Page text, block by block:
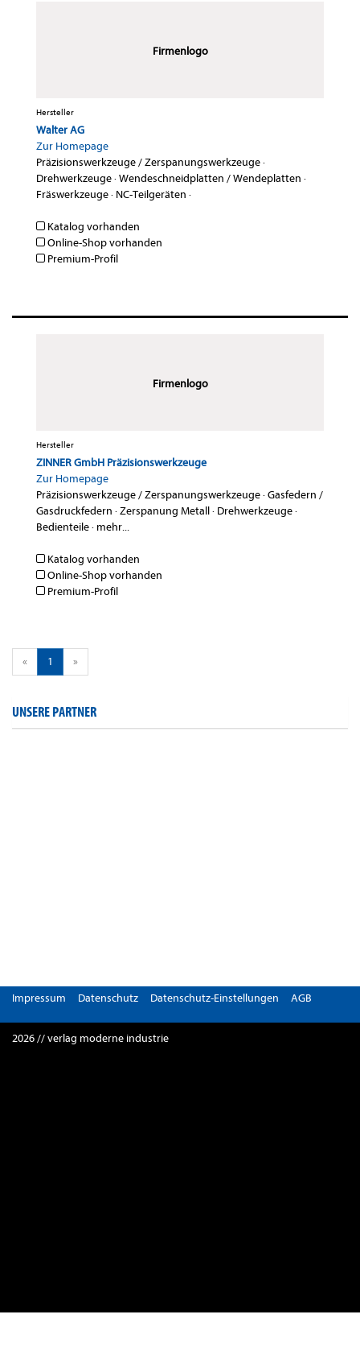
Firmenlogo
Hersteller
Walter AG
Zur Homepage
Präzisionswerkzeuge / Zerspanungswerkzeuge·
Drehwerkzeuge·Wendeschneidplatten / Wendeplatten ·
Fräswerkzeuge· NC-Teilgeräten ·
Katalog vorhanden
Online-Shop vorhanden
Premium-Profil
Firmenlogo
Hersteller
ZINNER GmbH Präzisionswerkzeuge
Zur Homepage
Präzisionswerkzeuge / Zerspanungswerkzeuge·Gasfedern /
Gasdruckfedern ·Zerspanung Metall· Drehwerkzeuge·
Bedienteile· mehr...
Katalog vorhanden
Online-Shop vorhanden
Premium-Profil
« 1 »
UNSERE PARTNER
Impressum Datenschutz Datenschutz-Einstellungen AGB
2026 // verlag moderne industrie